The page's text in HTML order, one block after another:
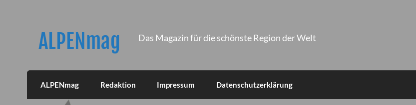
ALPENmag Das Magazin für die schönste Region der Welt
ALPENmag Redaktion Impressum Datenschutzerklärung